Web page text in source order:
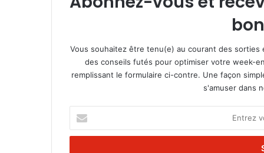
Vous souhaitez être tenu(e) au courant des
des conseils futés pour optimiser votre week-
remplissant le formulaire ci-contre. Une façon
s'amuser dans
t